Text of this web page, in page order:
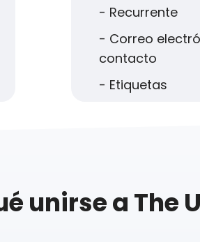
- Recurrente
- Correo
contacto
- Etiquetas
unirse a